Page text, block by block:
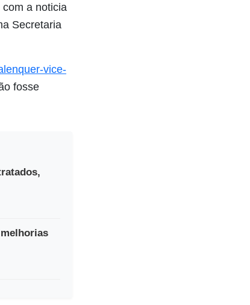
a noticia
Secretaria
vice-
fosse